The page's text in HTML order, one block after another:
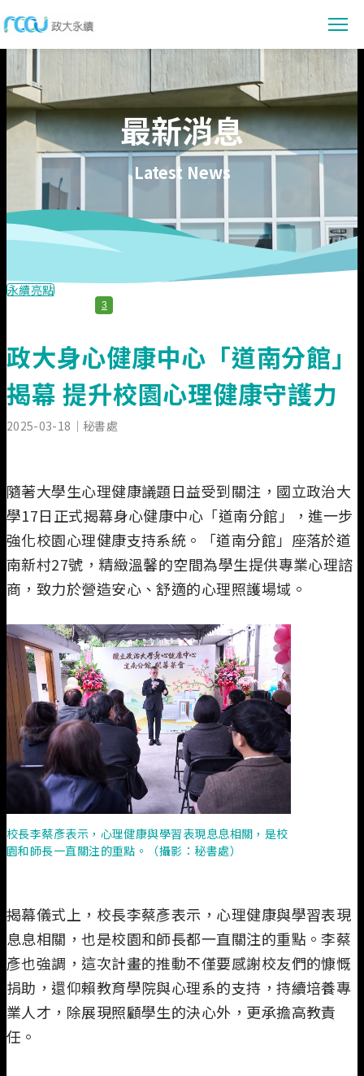
最新消息
消息公告
活動報導
永續亮點
永續賦能
永續教育
數位賦能
社會實踐
永續校園
環境管理
共容社會
校務治理
參與行動
永續提案
節能專區
資料下載
永續報告書下載
線上閱讀
關於我們
永續發展組織架構
業務執掌
最新消息
Latest News
永續亮點
3
政大身心健康中心「道南分館」
揭幕 提升校園心理健康守護力
2025-03-18 ｜秘書處
隨著大學生心理健康議題日益受到關注，國立政治大
學17日正式揭幕身心健康中心「道南分館」，進一步
強化校園心理健康支持系統。「道南分館」座落於道
南新村27號，精緻溫馨的空間為學生提供專業心理諮
商，致力於營造安心、舒適的心理照護場域。
校長李蔡彥表示，心理健康與學習表現息息相關，是校
園和師長一直關注的重點。（攝影：秘書處）
揭幕儀式上，校長李蔡彥表示，心理健康與學習表現
息息相關，也是校園和師長都一直關注的重點。李蔡
彥也強調，這次計畫的推動不僅要感謝校友們的慷慨
捐助，還仰賴教育學院與心理系的支持，持續培養專
業人才，除展現照顧學生的決心外，更承擔高教責
任。